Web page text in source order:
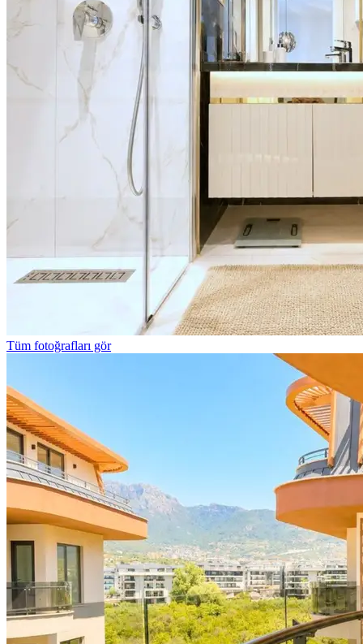
Tüm fotoğrafları gör